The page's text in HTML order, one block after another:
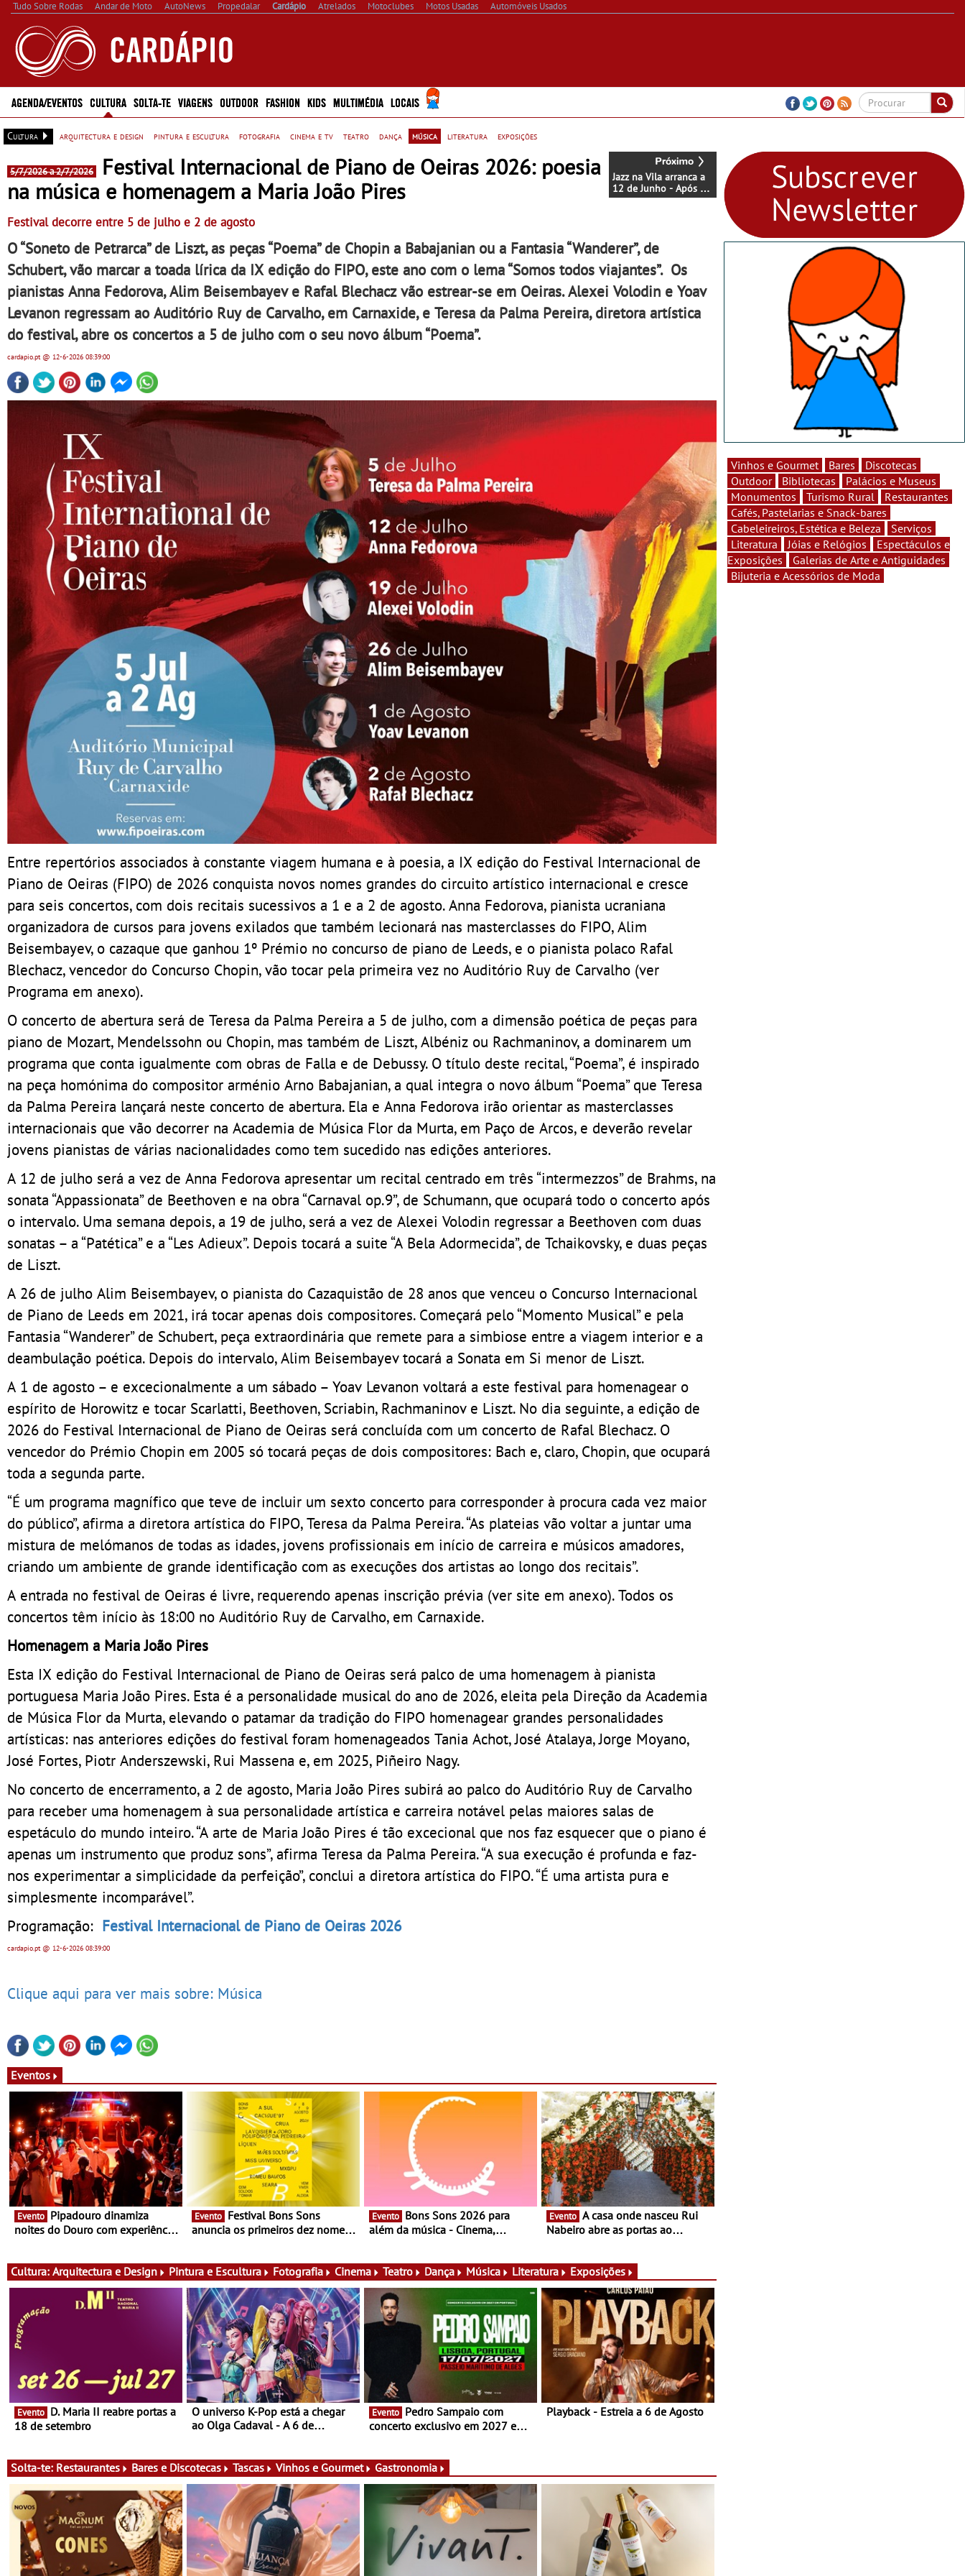
Tudo Sobre Rodas Andar de Moto AutoNews Propedalar Cardápio Atrelados Motoclubes Motos Usadas Automóveis Usados
AGENDA/EVENTOS CULTURA SOLTA-TE VIAGENS OUTDOOR FASHION KIDS MULTIMÉDIA LOCAIS
Cultura arquitectura e design pintura e escultura fotografia cinema e tv teatro dança música literatura exposições
Jazz na Vila arranca a
12 de Junho - Após o
concerto inaugural, a
5/7/2026 a 2/7/2026
Festival Internacional de Piano de Oeiras 2026: poesia
na música e homenagem a Maria João Pires
Festival decorre entre 5 de julho e 2 de agosto
O “Soneto de Petrarca” de Liszt, as peças “Poema” de Chopin a Babajanian ou a Fantasia “Wanderer”, de
Schubert, vão marcar a toada lírica da IX edição do FIPO, este ano com o lema “Somos todos viajantes”. Os
pianistas Anna Fedorova, Alim Beisembayev e Rafal Blechacz vão estrear-se em Oeiras. Alexei Volodin e Yoav
Levanon regressam ao Auditório Ruy de Carvalho, em Carnaxide, e Teresa da Palma Pereira, diretora artística
do festival, abre os concertos a 5 de julho com o seu novo álbum “Poema”.
cardapio.pt@ 12-6-2026 08:39:00
Entre repertórios associados à constante viagem humana e à poesia, a IX edição do Festival Internacional de
Piano de Oeiras (FIPO) de 2026 conquista novos nomes grandes do circuito artístico internacional e cresce
para seis concertos, com dois recitais sucessivos a 1 e a 2 de agosto. Anna Fedorova, pianista ucraniana
organizadora de cursos para jovens exilados que também lecionará nas masterclasses do FIPO, Alim
Beisembayev, o cazaque que ganhou 1º Prémio no concurso de piano de Leeds, e o pianista polaco Rafal
Blechacz, vencedor do Concurso Chopin, vão tocar pela primeira vez no Auditório Ruy de Carvalho (ver
Programa em anexo).
O concerto de abertura será de Teresa da Palma Pereira a 5 de julho, com a dimensão poética de peças para
piano de Mozart, Mendelssohn ou Chopin, mas também de Liszt, Albéniz ou Rachmaninov, a dominarem um
programa que conta igualmente com obras de Falla e de Debussy. O título deste recital, “Poema”, é inspirado
na peça homónima do compositor arménio Arno Babajanian, a qual integra o novo álbum “Poema” que Teresa
da Palma Pereira lançará neste concerto de abertura. Ela e Anna Fedorova irão orientar as masterclasses
internacionais que vão decorrer na Academia de Música Flor da Murta, em Paço de Arcos, e deverão revelar
jovens pianistas de várias nacionalidades como tem sucedido nas edições anteriores.
A 12 de julho será a vez de Anna Fedorova apresentar um recital centrado em três “intermezzos” de Brahms, na
sonata “Appassionata” de Beethoven e na obra “Carnaval op.9”, de Schumann, que ocupará todo o concerto após
o intervalo. Uma semana depois, a 19 de julho, será a vez de Alexei Volodin regressar a Beethoven com duas
sonatas – a “Patética” e a “Les Adieux”. Depois tocará a suite “A Bela Adormecida”, de Tchaikovsky, e duas peças
de Liszt.
A 26 de julho Alim Beisembayev, o pianista do Cazaquistão de 28 anos que venceu o Concurso Internacional
de Piano de Leeds em 2021, irá tocar apenas dois compositores. Começará pelo “Momento Musical” e pela
Fantasia “Wanderer” de Schubert, peça extraordinária que remete para a simbiose entre a viagem interior e a
deambulação poética. Depois do intervalo, Alim Beisembayev tocará a Sonata em Si menor de Liszt.
A 1 de agosto – e excecionalmente a um sábado – Yoav Levanon voltará a este festival para homenagear o
espírito de Horowitz e tocar Scarlatti, Beethoven, Scriabin, Rachmaninov e Liszt. No dia seguinte, a edição de
2026 do Festival Internacional de Piano de Oeiras será concluída com um concerto de Rafal Blechacz. O
vencedor do Prémio Chopin em 2005 só tocará peças de dois compositores: Bach e, claro, Chopin, que ocupará
toda a segunda parte.
“É um programa magnífico que teve de incluir um sexto concerto para corresponder à procura cada vez maior
do público”, afirma a diretora artística do FIPO, Teresa da Palma Pereira. “As plateias vão voltar a juntar uma
mistura de melómanos de todas as idades, jovens profissionais em início de carreira e músicos amadores,
criando um ambiente de grande identificação com as execuções dos artistas ao longo dos recitais”.
A entrada no festival de Oeiras é livre, requerendo apenas inscrição prévia (ver site em anexo). Todos os
concertos têm início às 18:00 no Auditório Ruy de Carvalho, em Carnaxide.
Homenagem a Maria João Pires
Esta IX edição do Festival Internacional de Piano de Oeiras será palco de uma homenagem à pianista
portuguesa Maria João Pires. Esta é a personalidade musical do ano de 2026, eleita pela Direção da Academia
de Música Flor da Murta, elevando o patamar da tradição do FIPO homenagear grandes personalidades
artísticas: nas anteriores edições do festival foram homenageados Tania Achot, José Atalaya, Jorge Moyano,
José Fortes, Piotr Anderszewski, Rui Massena e, em 2025, Piñeiro Nagy.
No concerto de encerramento, a 2 de agosto, Maria João Pires subirá ao palco do Auditório Ruy de Carvalho
para receber uma homenagem à sua personalidade artística e carreira notável pelas maiores salas de
espetáculo do mundo inteiro. “A arte de Maria João Pires é tão excecional que nos faz esquecer que o piano é
apenas um instrumento que produz sons”, afirma Teresa da Palma Pereira. “A sua execução é profunda e faz-
nos experimentar a simplicidade da perfeição”, conclui a diretora artística do FIPO. “É uma artista pura e
simplesmente incomparável”.
Programação: Festival Internacional de Piano de Oeiras 2026
cardapio.pt@ 12-6-2026 08:39:00
Clique aqui para ver mais sobre: Música
Eventos
Evento
noites do Douro com experiência
Evento
anuncia os primeiros dez nomes
Evento
além da música - Cinema,
muito mais
Evento
Nabeiro abre as portas ao
entre 8 e 16 de agosto
Cultura: Arquitectura e Design Pintura e Escultura Fotografia Cinema Teatro Dança Música Literatura Exposições
Evento
18 de setembro
O universo K-Pop está a chegar
ao Olga Cadaval - A 6 de
Evento
concerto exclusivo em 2027 em
Playback - Estreia a 6 de Agosto
Solta-te: Restaurantes Bares e Discotecas Tascas Vinhos e Gourmet Gastronomia
Vinhos e Gourmet Bares
Discotecas
Outdoor
Bibliotecas
Palácios e Museus
Monumentos
Turismo Rural
Restaurantes
Cafés, Pastelarias e Snack-bares
Cabeleireiros, Estética e Beleza
Serviços
Literatura
Jóias e Relógios
Espectáculos e
Exposições
Galerias de Arte e Antiguidades
Bijuteria e Acessórios de Moda